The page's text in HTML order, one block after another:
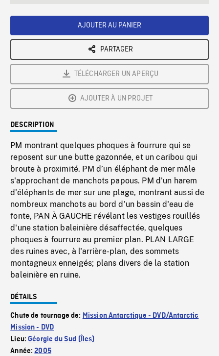
AJOUTER AU PANIER
PARTAGER
TÉLÉCHARGER UN APERÇU
AJOUTER À UN PROJET
DESCRIPTION
PM montrant quelques phoques à fourrure qui se
reposent sur une butte gazonnée, et un caribou qui
broute à proximité. PM d’un éléphant de mer mâle
s'approchant de manchots papous. PM d'un harem
d'éléphants de mer sur une plage, montrant aussi de
nombreux manchots au bord d'un bassin d'eau de
fonte, PAN À GAUCHE révélant les vestiges rouillés
d'une station baleinière désaffectée, quelques
phoques à fourrure au premier plan. PLAN LARGE
des ruines avec, à l'arrière-plan, des sommets
montagneux enneigés; plans divers de la station
baleinière en ruine.
DÉTAILS
Chute de tournage de: Mission Antarctique - DVD/Antarctic
Mission - DVD
Lieu:Géorgie du Sud (Îles)
Année:2005